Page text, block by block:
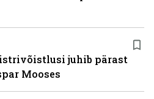
juhib pärast
Mooses